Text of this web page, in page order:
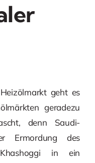
geht es
geradezu
denn Saudi-
Ermordung des
Khashoggi in ein